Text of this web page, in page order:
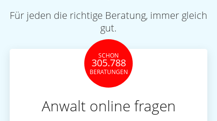
Für jeden die richtige Beratung, immer gleich
gut.
SCHON
305.788
BERATUNGEN
Anwalt online fragen